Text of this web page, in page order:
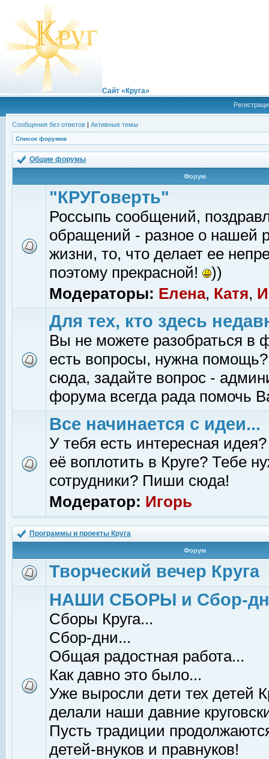
Сайт «Круга»
Сообщения без ответов | Активные темы
Список форумов
Общие форумы
Форум
"КРУГоверть"
Россыпь сообщений,
обращений - разное о нашей
жизни, то, что делает ее
поэтому прекрасной!
))
Модераторы: Елена, Катя,
Для тех, кто здесь
Вы не можете разобраться в
есть вопросы, нужна помощь?
сюда, задайте вопрос -
форума всегда рада помочь
Все начинается с идеи...
У тебя есть интересная
её воплотить в Круге? Тебе
сотрудники? Пиши сюда!
Модератор: Игорь
Программы и проекты Круга
Форум
Творческий вечер Круга
НАШИ СБОРЫ и Сбор-
Сборы Круга...
Сбор-дни...
Общая радостная работа...
Как давно это было...
Уже выросли дети тех детей
делали наши давние
Пусть традиции
детей-внуков и правнуков!